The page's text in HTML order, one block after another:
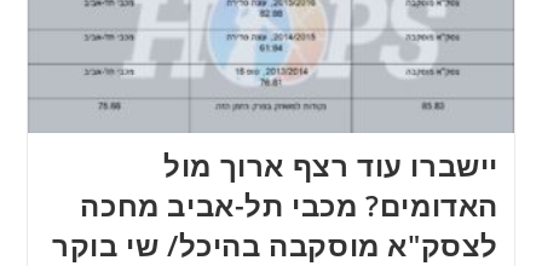
יישברו עוד רצף ארוך מול
האדומים? מכבי תל-אביב מחכה
לצסק"א מוסקבה בהיכל/ שי בוקר